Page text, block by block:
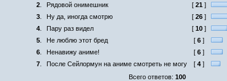
2
Рядовой онимешник [ 21 ]
3
Ну да, иногда смотрю [ 26 ]
4
Пару раз видел [ 10 ]
5
Не люблю этот бред [ 6 ]
6
Ненавижу аниме! [ 6 ]
7
После Сейлормун на аниме смотреть не могу [ 4 ]
Всего ответов: 100